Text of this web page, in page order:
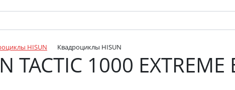
HISUN Квадроциклы HISUN
1000 EXTREME